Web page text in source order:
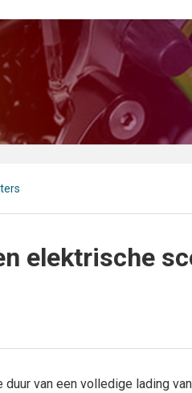
elektrische
van een volledige lading